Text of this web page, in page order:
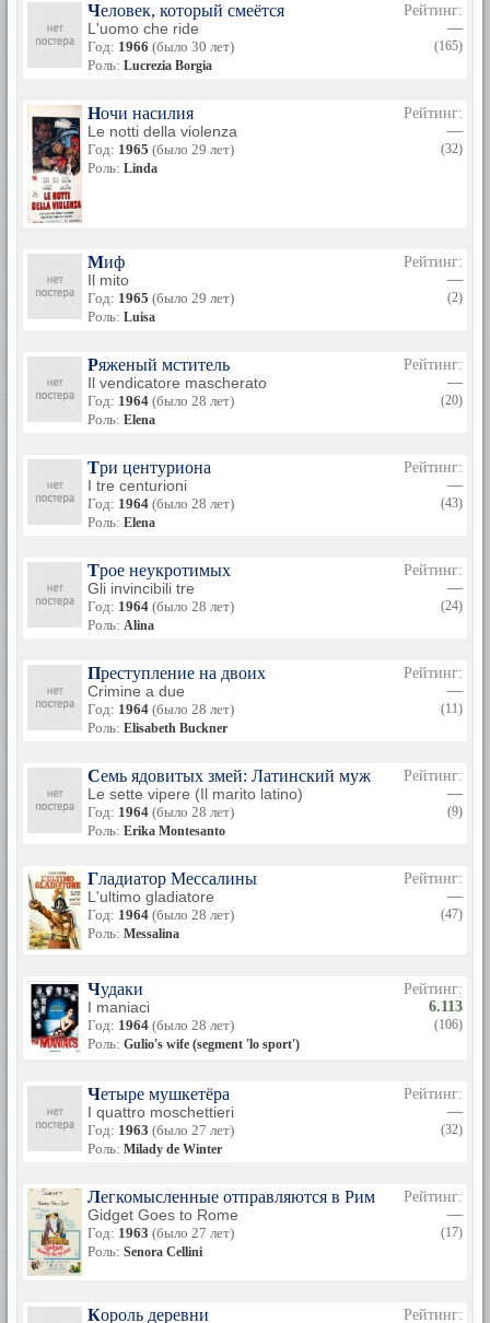
Человек, который смеётся
L'uomo che ride
Год: 1966 (было 30 лет)
Роль: Lucrezia Borgia
Рейтинг:
—
(165)
Ночи насилия
Le notti della violenza
Год: 1965 (было 29 лет)
Роль: Linda
Рейтинг:
—
(32)
Миф
Il mito
Год: 1965 (было 29 лет)
Роль: Luisa
Рейтинг:
—
(2)
Ряженый мститель
Il vendicatore mascherato
Год: 1964 (было 28 лет)
Роль: Elena
Рейтинг:
—
(20)
Три центуриона
I tre centurioni
Год: 1964 (было 28 лет)
Роль: Elena
Рейтинг:
—
(43)
Трое неукротимых
Gli invincibili tre
Год: 1964 (было 28 лет)
Роль: Alina
Рейтинг:
—
(24)
Преступление на двоих
Crimine a due
Год: 1964 (было 28 лет)
Роль: Elisabeth Buckner
Рейтинг:
—
(11)
Семь ядовитых змей: Латинский муж
Le sette vipere (Il marito latino)
Год: 1964 (было 28 лет)
Роль: Erika Montesanto
Рейтинг:
—
(9)
Гладиатор Мессалины
L'ultimo gladiatore
Год: 1964 (было 28 лет)
Роль: Messalina
Рейтинг:
—
(47)
Чудаки
I maniaci
Год: 1964 (было 28 лет)
Роль: Gulio's wife (segment 'lo sport')
Рейтинг:
6.113
(106)
Четыре мушкетёра
I quattro moschettieri
Год: 1963 (было 27 лет)
Роль: Milady de Winter
Рейтинг:
—
(32)
Легкомысленные отправляются в Рим
Gidget Goes to Rome
Год: 1963 (было 27 лет)
Роль: Senora Cellini
Рейтинг:
—
(17)
Король деревни
Рейтинг: